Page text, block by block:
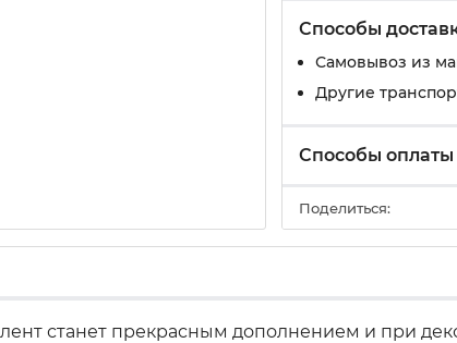
Способы
Самовывоз из
Другие
Способы оплаты
Поделиться:
станет прекрасным дополнением и при